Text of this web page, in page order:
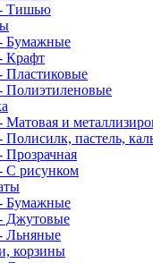
Тишью
Бумажные
Крафт
Пластиковые
Полиэтиленовые
Матовая и
Полисилк, пастель,
Прозрачная
С рисунком
Бумажные
Джутовые
Льняные
корзины